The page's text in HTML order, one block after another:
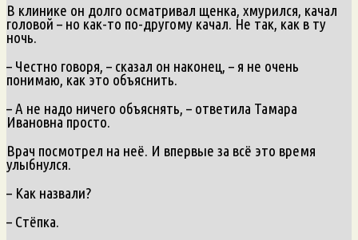
В клинике он долго осматривал щенка, хмурился, качал
головой – но как-то по-другому качал. Не так, как в ту
ночь.
– Честно говоря, – сказал он наконец, – я не очень
понимаю, как это объяснить.
– А не надо ничего объяснять, – ответила Тамара
Ивановна просто.
Врач посмотрел на неё. И впервые за всё это время
улыбнулся.
– Как назвали?
– Стёпка.